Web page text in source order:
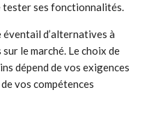
ses fonctionnalités.
d’alternatives à
le marché. Le choix de
dépend de vos exigences
vos compétences